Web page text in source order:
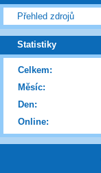
Přehled zdrojů
Statistiky
Online:
Celkem:
Měsíc:
Den: